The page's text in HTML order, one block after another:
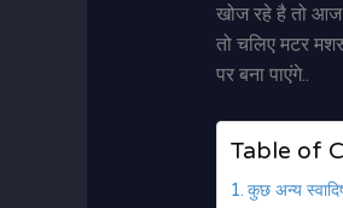
खोज रहे है तो आज
तो चलिए मटर
पर बना पाएंगे..
Table of
कुछ अन्य